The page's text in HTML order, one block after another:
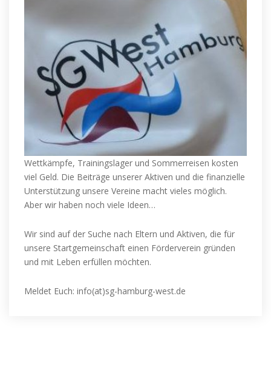
Wettkämpfe, Trainingslager und Sommerreisen kosten
viel Geld. Die Beiträge unserer Aktiven und die finanzielle
Unterstützung unsere Vereine macht vieles möglich.
Aber wir haben noch viele Ideen…
Wir sind auf der Suche nach Eltern und Aktiven, die für
unsere Startgemeinschaft einen Förderverein gründen
und mit Leben erfüllen möchten.
Meldet Euch: info(at)sg-hamburg-west.de